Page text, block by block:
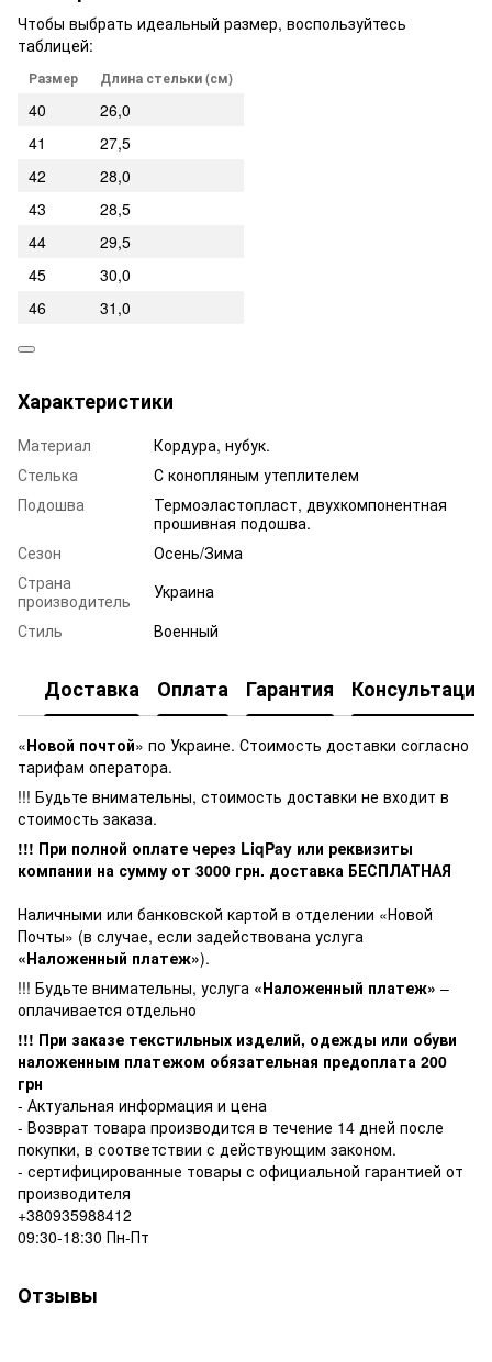
Чтобы выбрать идеальный размер, воспользуйтесь
таблицей:
Размер Длина стельки (см)
40
26,0
41
27,5
42
28,0
43
28,5
44
29,5
45
30,0
46
31,0
Характеристики
Материал
Кордура, нубук.
Стелька
С конопляным утеплителем
Подошва
Термоэластопласт, двухкомпонентная
прошивная подошва.
Сезон
Осень/Зима
Страна
производитель
Украина
Стиль
Военный
Доставка Оплата Гарантия Консультация
«Новой почтой» по Украине. Стоимость доставки согласно
тарифам оператора.
!!! Будьте внимательны, стоимость доставки не входит в
стоимость заказа.
!!! При полной оплате через LiqPay или реквизиты
компании на сумму от 3000 грн. доставка БЕСПЛАТНАЯ
Наличными или банковской картой в отделении «Новой
Почты» (в случае, если задействована услуга
«Наложенный платеж»).
!!! Будьте внимательны, услуга «Наложенный платеж» –
оплачивается отдельно
!!! При заказе текстильных изделий, одежды или обуви
наложенным платежом обязательная предоплата 200
грн
- Актуальная информация и цена
- Возврат товара производится в течение 14 дней после
покупки, в соответствии с действующим законом.
- сертифицированные товары с официальной гарантией от
производителя
+380935988412
09:30-18:30 Пн-Пт
Отзывы